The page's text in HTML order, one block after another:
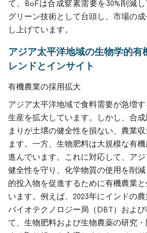
て、BoFは合成窒素需要を30%削減
グリーン技術として台頭し、市場の
し上げています。
アジア太平洋地域の生物学的有
レンドとインサイト
有機農業の採用拡大
アジア太平洋地域で食料需要が急増
生産を拡大しています。しかし、合
まりが土壌の健全性を損ない、農業
ます。一方、生物肥料は大規模な有
進んでいます。これに対応して、ア
健全性を守り、化学物質の使用を削
的投入物を促進するために有機農業
います。例えば、2023年にインドの農
バイオテクノロジー局（DBT）およ
て、生物肥料および生物農薬の研究